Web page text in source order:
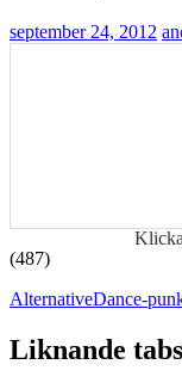
september 24, 2012
(487)
AlternativeDance-
Liknande tabs